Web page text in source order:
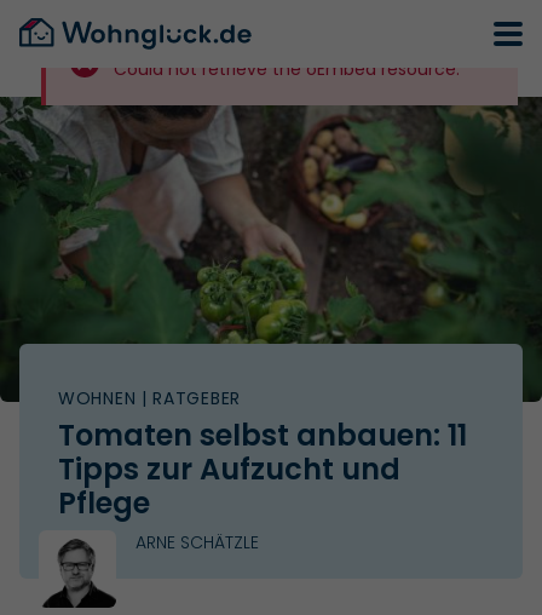
Could not retrieve the oEmbed resource.
WOHNEN | RATGEBER
Tomaten selbst anbauen: 11
Tipps zur Aufzucht und
Pflege
ARNE SCHÄTZLE